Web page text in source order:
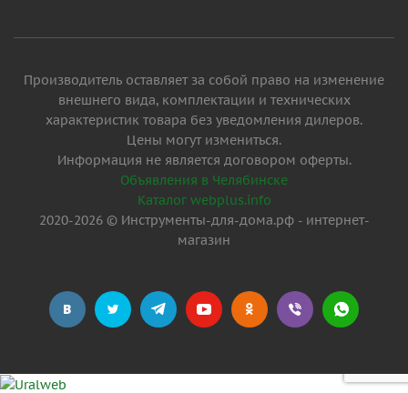
Производитель оставляет за собой право на изменение
внешнего вида, комплектации и технических
характеристик товара без уведомления дилеров.
Цены могут измениться.
Информация не является договором оферты.
Объявления в Челябинске
Каталог webplus.info
2020-2026 © Инструменты-для-дома.рф - интернет-
магазин